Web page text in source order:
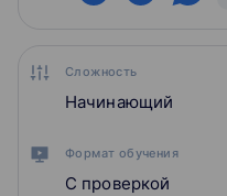
Сложность
Начинающий
Формат обучения
С проверкой